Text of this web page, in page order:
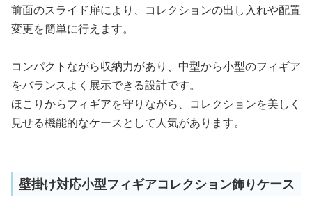
前面のスライド扉により、コレクションの出し入れや配置
変更を簡単に行えます。
コンパクトながら収納力があり、中型から小型のフィギア
をバランスよく展示できる設計です。
ほこりからフィギアを守りながら、コレクションを美しく
見せる機能的なケースとして人気があります。
壁掛け対応小型フィギアコレクション飾りケース